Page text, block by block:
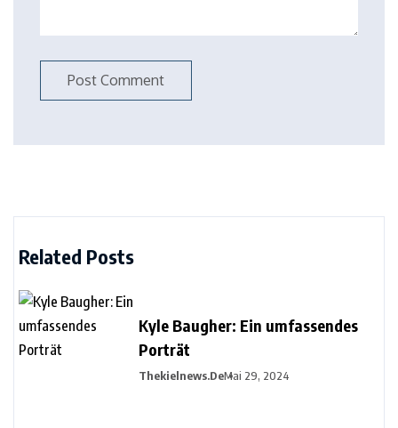
Related Posts
Kyle Baugher: Ein umfassendes
Porträt
Thekielnews.deMai 29, 2024